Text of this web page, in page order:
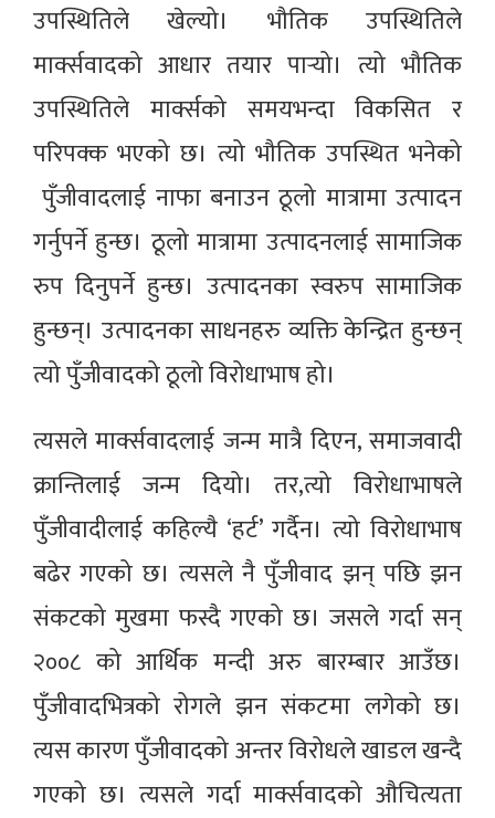
उपस्थितिले खेल्यो। भौतिक उपस्थितिले
मार्क्सवादको आधार तयार पार्‍यो। त्यो भौतिक
उपस्थितिले मार्क्सको समयभन्दा विकसित र
परिपक्क भएको छ। त्यो भौतिक उपस्थित भनेको
पुँजीवादलाई नाफा बनाउन ठूलो मात्रामा उत्पादन
गर्नुपर्ने हुन्छ। ठूलो मात्रामा उत्पादनलाई सामाजिक
रुप दिनुपर्ने हुन्छ। उत्पादनका स्वरुप सामाजिक
हुन्छन्। उत्पादनका साधनहरु व्यक्ति केन्द्रित हुन्छन्
त्यो पुँजीवादको ठूलो विरोधाभाष हो।
त्यसले मार्क्सवादलाई जन्म मात्रै दिएन, समाजवादी
क्रान्तिलाई जन्म दियो। तर,त्यो विरोधाभाषले
पुँजीवादीलाई कहिल्यै ‘हर्ट’ गर्दैन। त्यो विरोधाभाष
बढेर गएको छ। त्यसले नै पुँजीवाद झन् पछि झन
संकटको मुखमा फस्दै गएको छ। जसले गर्दा सन्
२००८ को आर्थिक मन्दी अरु बारम्बार आउँछ।
पुँजीवादभित्रको रोगले झन संकटमा लगेको छ।
त्यस कारण पुँजीवादको अन्तर विरोधले खाडल खन्दै
गएको छ। त्यसले गर्दा मार्क्सवादको औचित्यता